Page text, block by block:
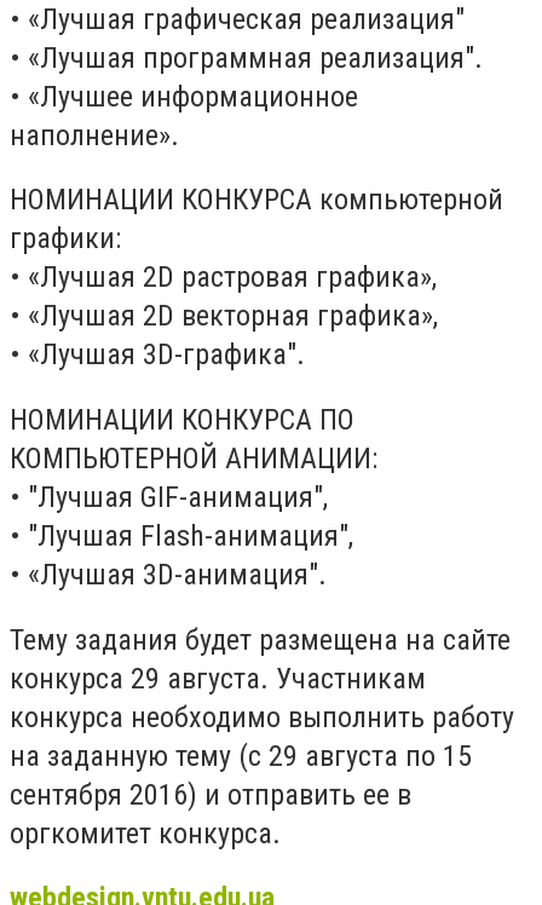
• «Лучшая графическая реализация"
• «Лучшая программная реализация".
• «Лучшее информационное
наполнение».
НОМИНАЦИИ КОНКУРСА компьютерной
графики:
• «Лучшая 2D растровая графика»,
• «Лучшая 2D векторная графика»,
• «Лучшая 3D-графика".
НОМИНАЦИИ КОНКУРСА ПО
КОМПЬЮТЕРНОЙ АНИМАЦИИ:
• "Лучшая GIF-анимация",
• "Лучшая Flash-анимация",
• «Лучшая 3D-анимация".
Тему задания будет размещена на сайте
конкурса 29 августа. Участникам
конкурса необходимо выполнить работу
на заданную тему (с 29 августа по 15
сентября 2016) и отправить ее в
оргкомитет конкурса.
webdesign.vntu.edu.ua